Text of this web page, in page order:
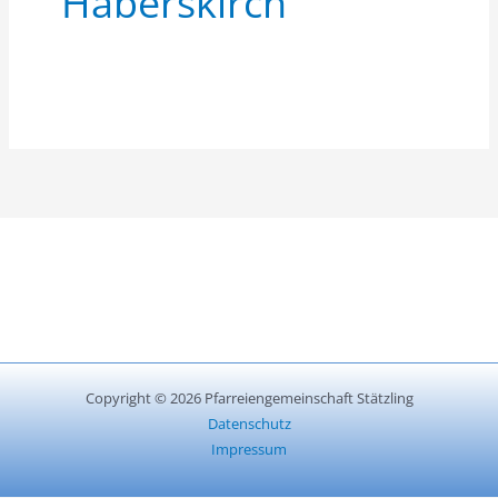
Copyright © 2026 Pfarreiengemeinschaft Stätzling
Datenschutz
Impressum